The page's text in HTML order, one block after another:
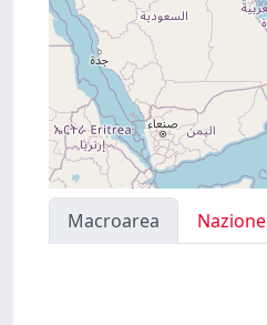
Macroarea Nazione